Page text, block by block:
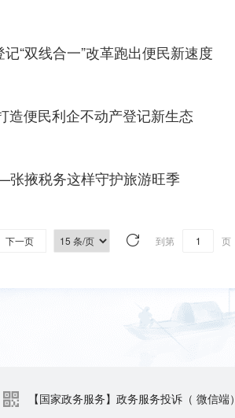
“双线合一”改革跑出便民新速度
造便民利企不动产登记新生态
张掖税务这样守护旅游旺季
下一页 到第 页
【国家政务服务】政务服务投诉（ 微信端）